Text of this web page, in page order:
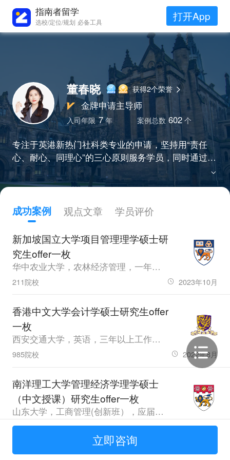
指南者留学
选校/定位/规划 必备工具 打开App
董春晓 获得2个荣誉
金牌申请主导师
入司年限 7年 案例总数 602 个
专注于英港新热门社科类专业的申请，坚持用“责任
心、耐心、同理心”的三心原则服务学员，同时通过持
续学习来提高自身服务质量，从业以来帮助上百名学
员拿到港三新二以及G5等Top项目的录取。
成功案例 观点文章
学员评价
新加坡国立大学项目管理理学硕士研
究生offer一枚
华中农业大学，农林经济管理，一年工作经验，GPA78，雅思7
211院校 2023年10月
香港中文大学会计学硕士研究生offer
一枚
西安交通大学，英语，三年以上工作经验，GPA84，雅思7.5
985院校 2022年8月
南洋理工大学管理经济学理学硕士
（中文授课）研究生offer一枚
山东大学，工商管理(创新班），应届生，GPA85.57，雅思7.0
985院校 2026年5月
香港理工大学专业英文文学硕士（专
立即咨询